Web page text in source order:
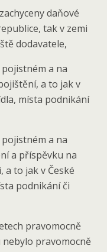
daňové
tak v zemi
dodavatele,
a na
a to jak v
místa podnikání
a na
a příspěvku na
to jak v České
podnikání či
pravomocně
pravomocně